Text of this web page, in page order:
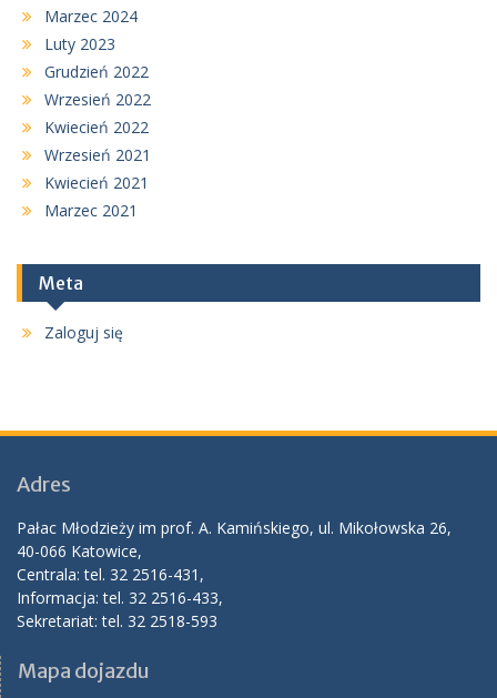
Marzec 2024
Luty 2023
Grudzień 2022
Wrzesień 2022
Kwiecień 2022
Wrzesień 2021
Kwiecień 2021
Marzec 2021
Meta
Zaloguj się
Adres
Pałac Młodzieży im prof. A. Kamińskiego, ul. Mikołowska 26,
40-066 Katowice,
Centrala: tel. 32 2516-431,
Informacja: tel. 32 2516-433,
Sekretariat: tel. 32 2518-593
Mapa dojazdu